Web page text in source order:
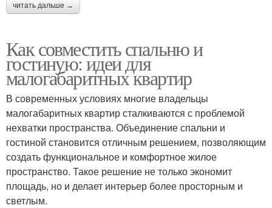
читать дальше →
Как совместить спальню и
гостиную: идеи для
малогабаритных квартир
В современных условиях многие владельцы
малогабаритных квартир сталкиваются с проблемой
нехватки пространства. Объединение спальни и
гостиной становится отличным решением, позволяющим
создать функциональное и комфортное жилое
пространство. Такое решение не только экономит
площадь, но и делает интерьер более просторным и
светлым.